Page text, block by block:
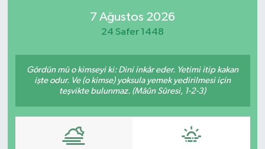
7 Ağustos 2026
24 Safer 1448
Gördün mü o kimseyi ki: Dini inkâr eder. Yetimi itip kakan
işte odur. Ve (o kimse) yoksula yemek yedirilmesi için
teşvikte bulunmaz. (Mâûn Sûresi, 1-2-3)